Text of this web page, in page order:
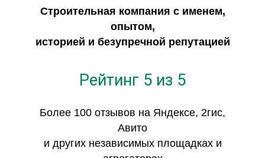
Строительная компания с именем,
опытом,
историей и безупречной репутацией
Рейтинг 5 из 5
Более 100 отзывов на Яндексе, 2гис,
Авито
и других независимых площадках и